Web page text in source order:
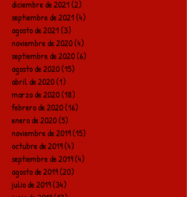
diciembre de 2021(2)
septiembre de 2021(4)
agosto de 2021(3)
noviembre de 2020(4)
septiembre de 2020(6)
agosto de 2020(15)
abril de 2020(1)
marzo de 2020(18)
febrero de 2020(16)
enero de 2020(5)
noviembre de 2019(15)
octubre de 2019(4)
septiembre de 2019(4)
agosto de 2019(20)
julio de 2019(34)